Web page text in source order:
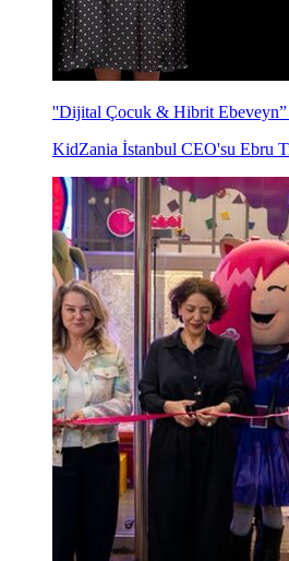
''Dijital Çocuk & Hibrit Ebeveyn”
KidZania İstanbul CEO'su Ebru